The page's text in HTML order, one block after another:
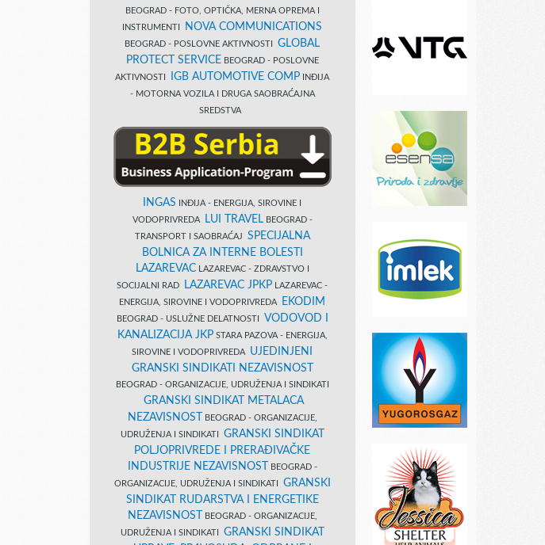
BEOGRAD - FOTO, OPTIČKA, MERNA OPREMA I
INSTRUMENTI
NOVA COMMUNICATIONS
BEOGRAD - POSLOVNE AKTIVNOSTI GLOBAL
PROTECT SERVICE BEOGRAD - POSLOVNE
AKTIVNOSTI
IGB AUTOMOTIVE COMP INĐIJA
- MOTORNA VOZILA I DRUGA SAOBRAĆAJNA
SREDSTVA
INGAS INĐIJA - ENERGIJA, SIROVINE I
VODOPRIVREDA
LUI TRAVELBEOGRAD -
TRANSPORT I SAOBRAĆAJ SPECIJALNA
BOLNICA ZA INTERNE BOLESTI
LAZAREVACLAZAREVAC - ZDRAVSTVO I
SOCIJALNI RAD
LAZAREVAC JPKP LAZAREVAC -
ENERGIJA, SIROVINE I VODOPRIVREDA
EKODIM
BEOGRAD - USLUŽNE DELATNOSTI VODOVOD I
KANALIZACIJA JKPSTARA PAZOVA - ENERGIJA,
SIROVINE I VODOPRIVREDA UJEDINJENI
GRANSKI SINDIKATI NEZAVISNOST
BEOGRAD - ORGANIZACIJE, UDRUŽENJA I SINDIKATI
GRANSKI SINDIKAT METALACA
NEZAVISNOST
BEOGRAD - ORGANIZACIJE,
UDRUŽENJA I SINDIKATI GRANSKI SINDIKAT
POLJOPRIVREDE I PRERAĐIVAČKE
INDUSTRIJE NEZAVISNOST
BEOGRAD -
ORGANIZACIJE, UDRUŽENJA I SINDIKATI GRANSKI
SINDIKAT RUDARSTVA I ENERGETIKE
NEZAVISNOST
BEOGRAD - ORGANIZACIJE,
UDRUŽENJA I SINDIKATI GRANSKI SINDIKAT